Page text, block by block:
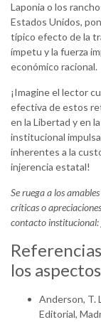
Laponia o los
Estados Unidos,
típico efecto de la
ímpetu y la fuerza
económico racional.
¡Imagine el lector
efectiva de estos
en la Libertad y en
institucional
inherentes a la
injerencia estatal!
Se ruega a los
críticas o
contacto institucional:
los
Anderson, T.
Editorial,